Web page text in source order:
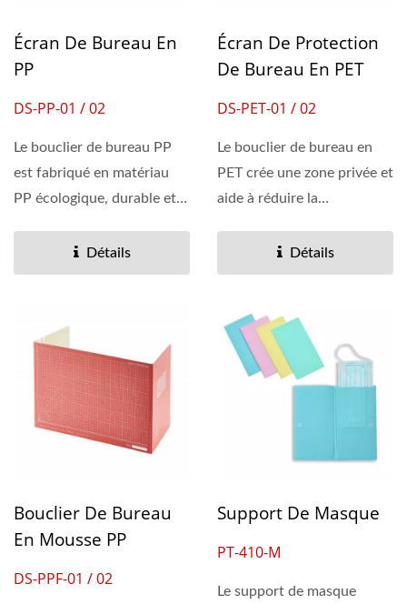
Écran De Bureau En
PP
DS-PP-01 / 02
Le bouclier de bureau PP
est fabriqué en matériau
PP écologique, durable et
Détails
Écran De Protection
De Bureau En PET
DS-PET-01 / 02
Le bouclier de bureau en
PET crée une zone privée et
aide à réduire la
Détails
Bouclier De Bureau
En Mousse PP
DS-PPF-01 / 02
Support De Masque
PT-410-M
Le support de masque